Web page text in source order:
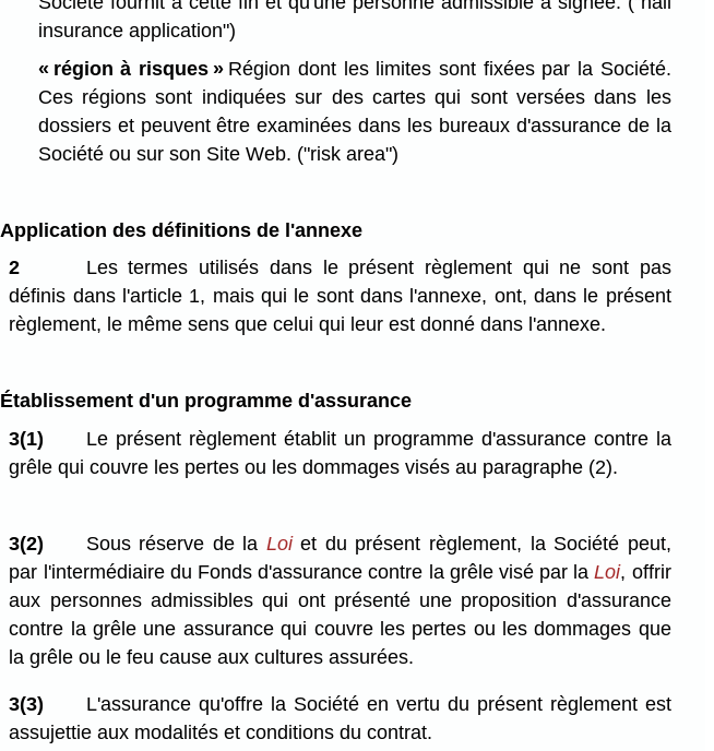
insurance application")
« région à risques » Région dont les limites sont fixées par la Société.
Ces régions sont indiquées sur des cartes qui sont versées dans les
dossiers et peuvent être examinées dans les bureaux d'assurance de la
Société ou sur son Site Web. ("risk area")
Application des définitions de l'annexe
2
Les termes utilisés dans le présent règlement qui ne sont pas
définis dans l'article 1, mais qui le sont dans l'annexe, ont, dans le présent
règlement, le même sens que celui qui leur est donné dans l'annexe.
Établissement d'un programme d'assurance
3(1)
Le présent règlement établit un programme d'assurance contre la
grêle qui couvre les pertes ou les dommages visés au paragraphe (2).
3(2) Sous réserve de la Loiet du présent règlement, la Société peut,
par l'intermédiaire du Fonds d'assurance contre la grêle visé par laLoi, offrir
aux personnes admissibles qui ont présenté une proposition d'assurance
contre la grêle une assurance qui couvre les pertes ou les dommages que
la grêle ou le feu cause aux cultures assurées.
3(3)
L'assurance qu'offre la Société en vertu du présent règlement est
assujettie aux modalités et conditions du contrat.